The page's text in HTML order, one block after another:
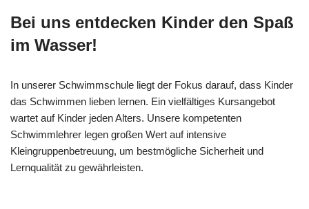
Bei uns entdecken Kinder den Spaß
im Wasser!
In unserer Schwimmschule liegt der Fokus darauf, dass Kinder
das Schwimmen lieben lernen. Ein vielfältiges Kursangebot
wartet auf Kinder jeden Alters. Unsere kompetenten
Schwimmlehrer legen großen Wert auf intensive
Kleingruppenbetreuung, um bestmögliche Sicherheit und
Lernqualität zu gewährleisten.